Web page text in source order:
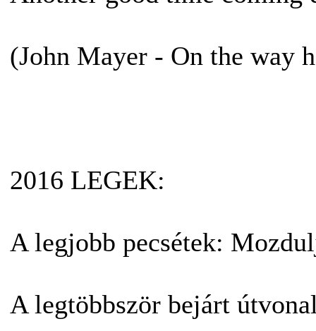
(John Mayer - On the way
2016 LEGEK:
A legjobb pecsétek:
A legtöbbször bejárt